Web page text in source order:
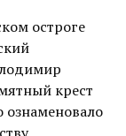
остроге
крест
ознаменовало